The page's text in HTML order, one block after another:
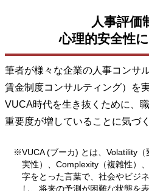
人事評価
心理的安全性
筆者が様々な企業の人事コンサ
賃金制度コンサルティング）を
VUCA時代を生き抜くために、
重要度が増していることに気づ
※VUCA (ブーカ) とは、Volatility
実性）、Complexity（複雑性）
字をとった言葉で、社会やビジ
し、将来の予測が困難な状態を